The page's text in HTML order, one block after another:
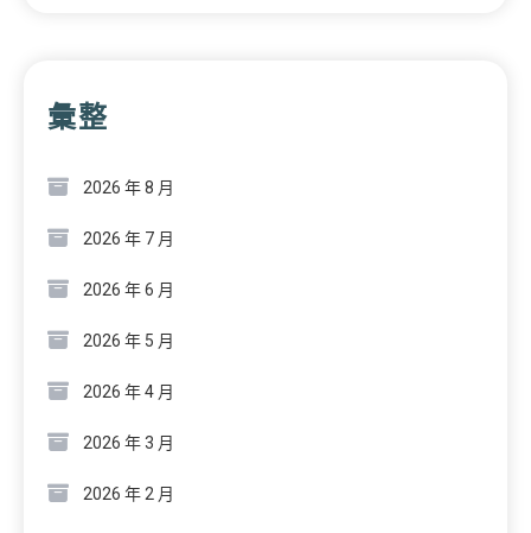
彙整
2026 年 8 月
2026 年 7 月
2026 年 6 月
2026 年 5 月
2026 年 4 月
2026 年 3 月
2026 年 2 月